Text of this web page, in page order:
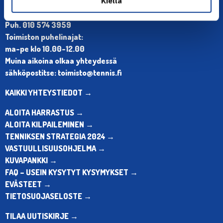
Olympiastadion, Paavo Nurmen tie 1, 00250 Helsinki
Puh. 010 574 3959
Toimiston puhelinajat:
ma-pe klo 10.00-12.00
Muina aikoina olkaa yhteydessä
sähköpostitse: toimisto@tennis.fi
KAIKKI YHTEYSTIEDOT →
ALOITA HARRASTUS →
ALOITA KILPAILEMINEN →
TENNIKSEN STRATEGIA 2024 →
VASTUULLISUUSOHJELMA →
KUVAPANKKI →
FAQ – USEIN KYSYTYT KYSYMYKSET →
EVÄSTEET →
TIETOSUOJASELOSTE →
TILAA UUTISKIRJE →